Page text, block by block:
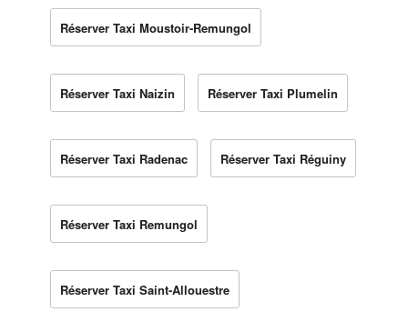
Réserver Taxi Moustoir-Remungol
Réserver Taxi Naizin Réserver Taxi Plumelin
Réserver Taxi Radenac Réserver Taxi Réguiny
Réserver Taxi Remungol
Réserver Taxi Saint-Allouestre